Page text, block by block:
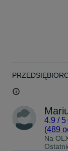
4.9 / 5
(489
Na